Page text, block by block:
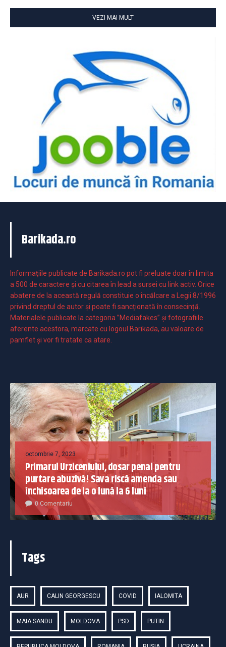
VEZI MAI MULT
Barikada.ro
Informaţiile publicate de Barikada.ro pot fi preluate doar în limita
a 500 de caractere şi cu citarea în lead a sursei cu link activ. Orice
abatere de la această regulă constituie o încălcare a Legii 8/1996
privind dreptul de autor și poate fi sancționată în consecință.
Materialele publicate la categoria ”Mediafakes” și fotografiile
aferente acestora, marcate cu logoul Barikada, au valoare de
pamflet și vor fi tratate ca atare.
octombrie 7, 2023
Primarul Urziceniului, dosar penal pentru
purtare abuzivă! Sava riscă amenda sau
închisoarea de la o lună la 6 luni
0 Comentariu
Tags
AUR CALIN GEORGESCU COVID IALOMITA
MAIA SANDU MOLDOVA PSD PUTIN